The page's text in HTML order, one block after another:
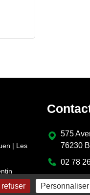
| Les
575
76230
02 78
refuser Personnaliser